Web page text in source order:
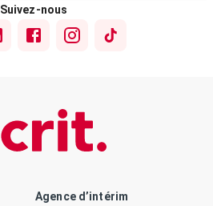
Suivez-nous
Agence d’intérim